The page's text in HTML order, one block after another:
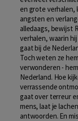
en grote verhalen,
angsten en
alledaags, bewijst
verhalen, waarin
gaat bij de
Toch weten ze
verwonderen -
Nederland. Hoe
verrassende
gaat over terreur
mens, laat je
antwoorden. En